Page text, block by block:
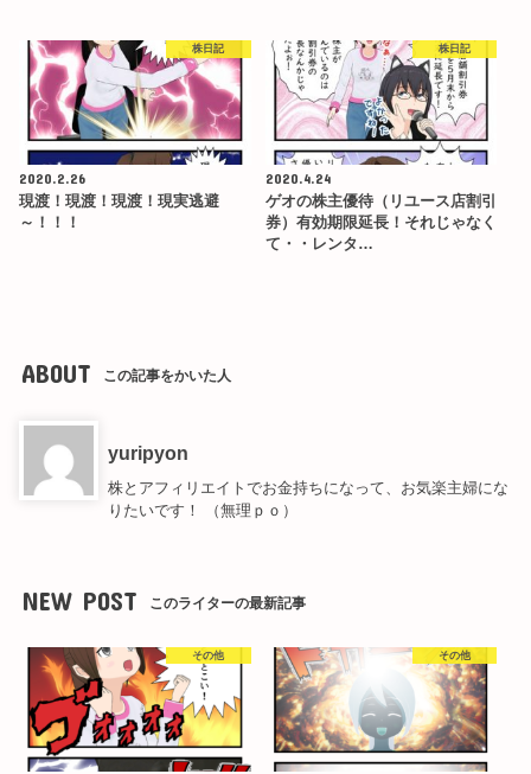
株日記
2020.2.26
現渡！現渡！現渡！現実逃避
～！！！
株日記
2020.4.24
ゲオの株主優待（リユース店割引
券）有効期限延長！それじゃなく
て・・レンタ…
ABOUT この記事をかいた人
yuripyon
株とアフィリエイトでお金持ちになって、お気楽主婦にな
りたいです！ （無理ｐｏ）
NEW POST このライターの最新記事
その他 その他